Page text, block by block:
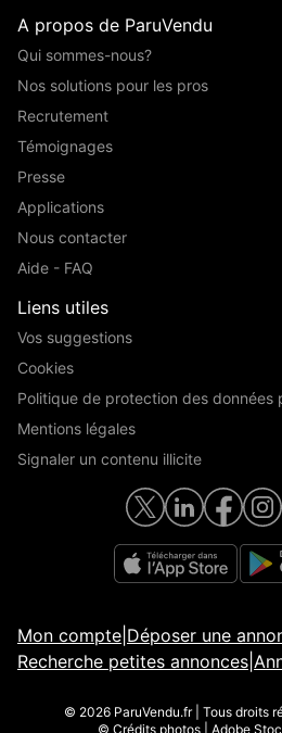
A propos de ParuVendu
Qui sommes-nous?
Nos solutions pour les pros
Recrutement
Témoignages
Presse
Applications
Nous contacter
Aide - FAQ
Liens utiles
Vos suggestions
Cookies
Politique de protection des données
Mentions légales
Signaler un contenu illicite
Mon compte Déposer une
Recherche petites annonces
© 2026 ParuVendu.fr | Tous droits
© Crédits photos | Adobe